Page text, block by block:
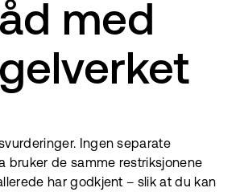
med
Ingen separate
bruker de samme restriksjonene
har godkjent – slik at du kan